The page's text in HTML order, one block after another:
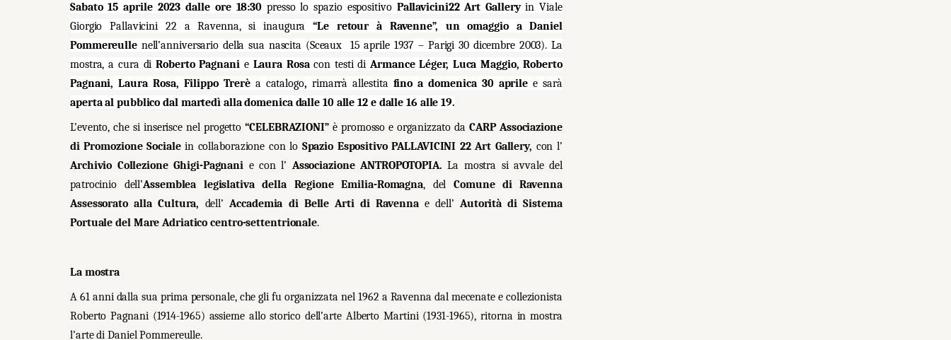
Sabato 15 aprile 2023 dalle ore 18:30presso lo spazio espositivo Pallavicini22 Art Galleryin Viale
Giorgio Pallavicini 22 a Ravenna, si inaugura“Le retour à Ravenne”, un omaggio a Daniel
Pommereulle nell’anniversario della sua nascita (Sceaux 15 aprile 1937 – Parigi 30 dicembre 2003). La
mostra, a cura diRoberto Pagnani e Laura Rosacon testi diArmance Léger, Luca Maggio, Roberto
Pagnani, Laura Rosa, Filippo Trerèa catalogo, rimarrà allestita fino a domenica 30 aprilee sarà
aperta al pubblicodal martedì alla domenica dalle 10 alle 12 e dalle 16 alle 19.
L’evento, che si inserisce nel progetto“CELEBRAZIONI” è promosso e organizzato daCARP Associazione
di Promozione Socialein collaborazione con lo Spazio Espositivo PALLAVICINI 22 Art Gallery, con l’
Archivio Collezione Ghigi-Pagnani e con l’ Associazione ANTROPOTOPIA.La mostra si avvale del
patrocinio dell’Assemblea legislativa della Regione Emilia-Romagna, del Comune di Ravenna
Assessorato alla Cultura, dell’Accademia di Belle Arti di Ravennae dell’ Autorità di Sistema
Portuale del Mare Adriatico centro-settentrionale.
La mostra
A 61 anni dalla sua prima personale, che gli fu organizzata nel 1962 a Ravenna dal mecenate e collezionista
Roberto Pagnani (1914-1965) assieme allo storico dell’arte Alberto Martini (1931-1965), ritorna in mostra
l’arte di Daniel Pommereulle.